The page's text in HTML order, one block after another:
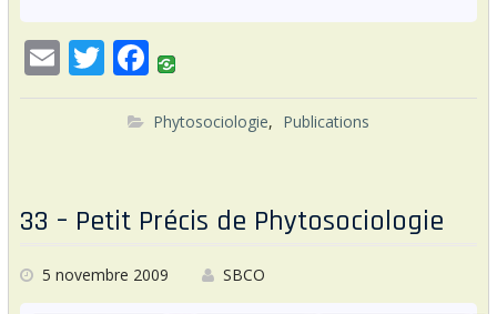
E T
itt
F
e
o
o
k
Phytosociologie, Publications
33 – Petit Précis de Phytosociologie
5 novembre 2009 SBCO